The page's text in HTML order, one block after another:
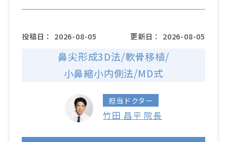
投稿日： 2026-08-05 更新日： 2026-08-05
鼻尖形成3D法/軟骨移植/
小鼻縮小内側法/MD式
担当ドクター
竹田 昌平 院長